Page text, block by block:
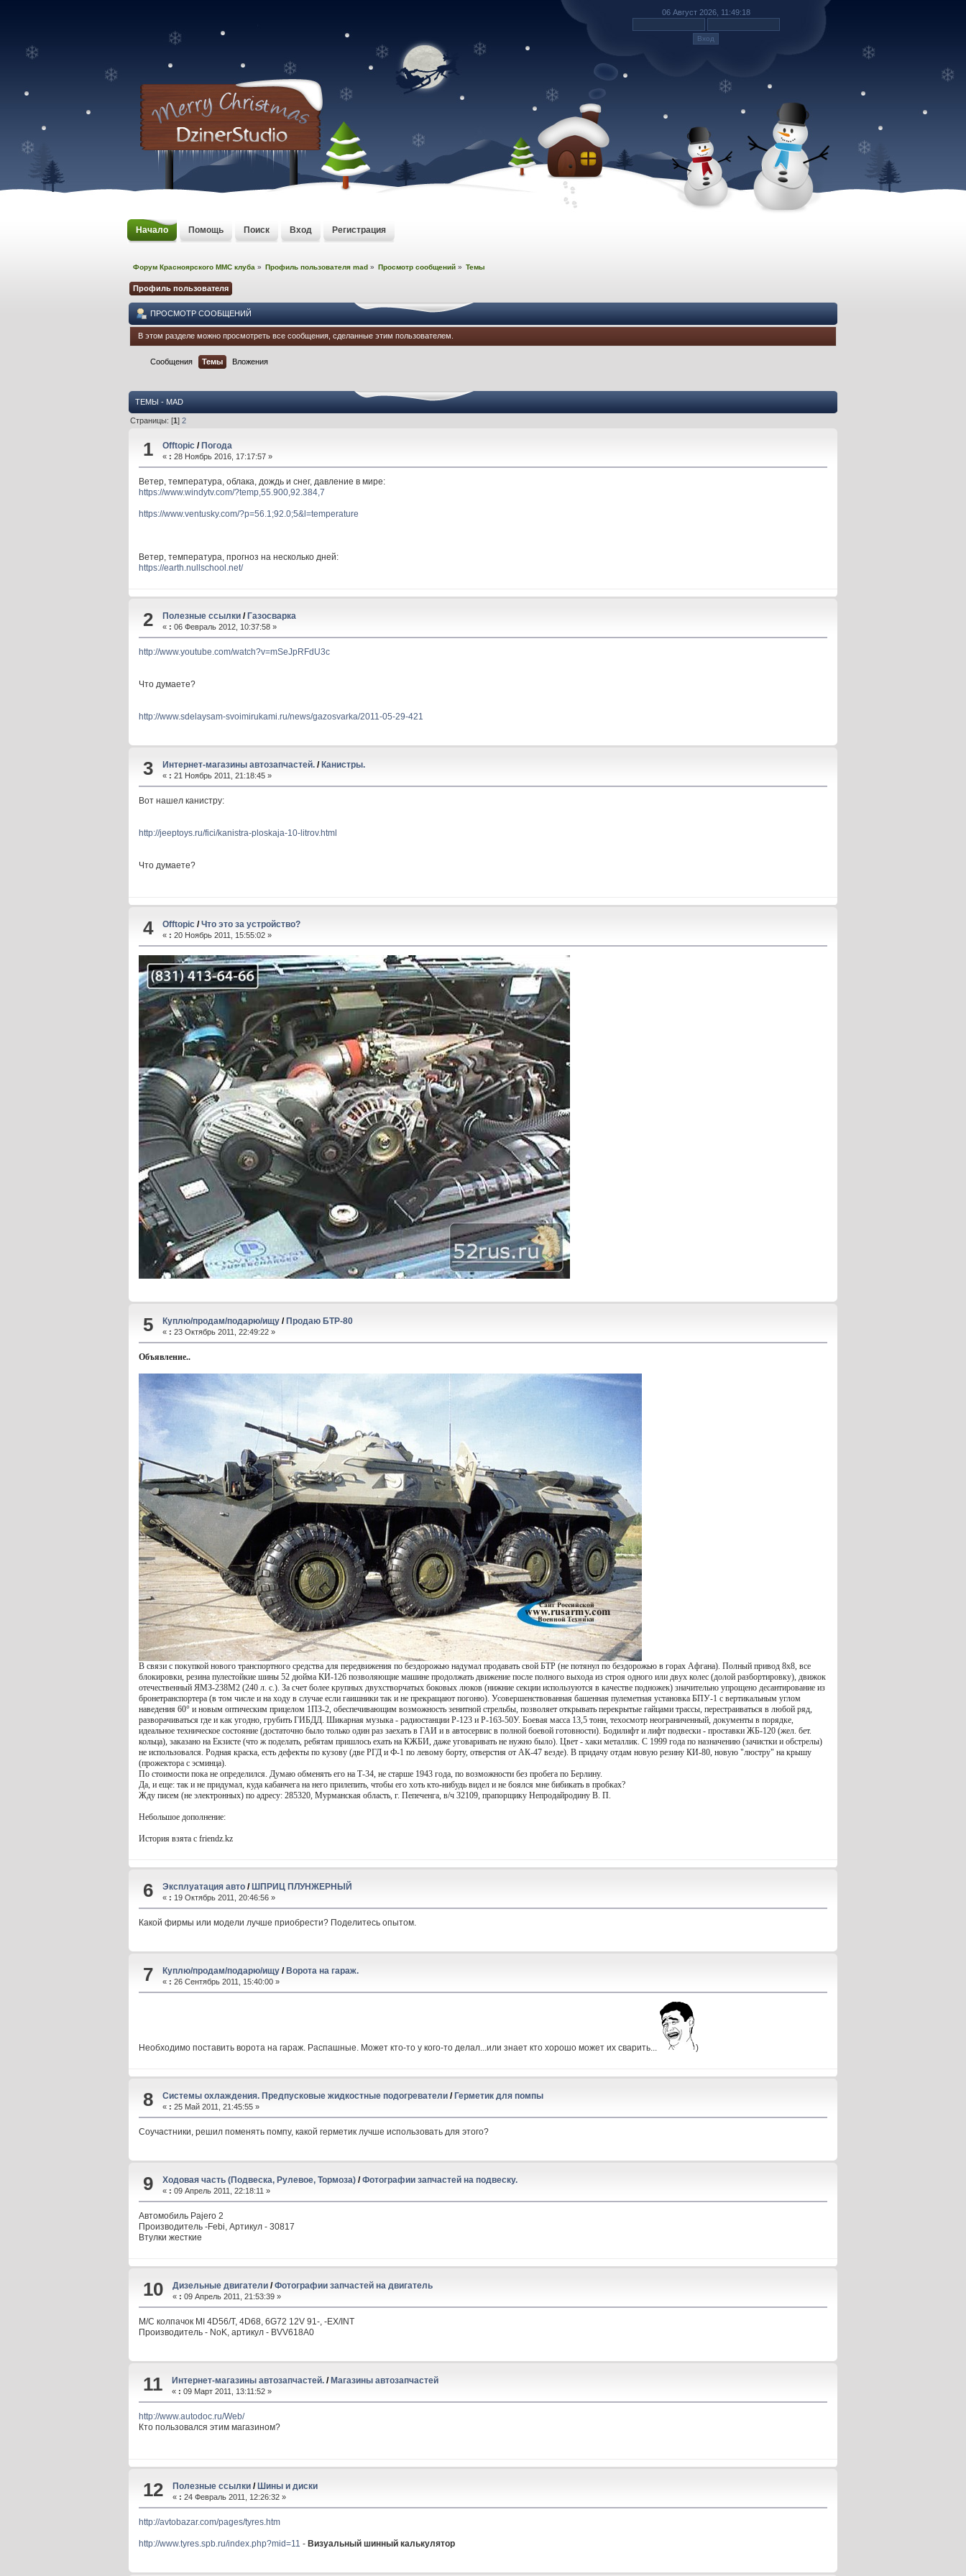
06 Август 2026, 11:49:18
Начало Помощь Поиск Вход Регистрация
Форум Красноярского MMC клуба » Профиль пользователя mad » Просмотр сообщений » Темы
Профиль пользователя
ПРОСМОТР СООБЩЕНИЙ
В этом разделе можно просмотреть все сообщения, сделанные этим пользователем.
Сообщения Темы Вложения
ТЕМЫ - MAD
Страницы: [1]2
1 Offtopic/Погода
« : 28 Ноябрь 2016, 17:17:57 »
Ветер, температура, облака, дождь и снег, давление в мире:
https://www.windytv.com/?temp,55.900,92.384,7
https://www.ventusky.com/?p=56.1;92.0;5&l=temperature
Ветер, температура, прогноз на несколько дней:
https://earth.nullschool.net/
2 Полезные ссылки/Газосварка
« : 06 Февраль 2012, 10:37:58 »
http://www.youtube.com/watch?v=mSeJpRFdU3c
Что думаете?
http://www.sdelaysam-svoimirukami.ru/news/gazosvarka/2011-05-29-421
3 Интернет-магазины автозапчастей./Канистры.
« : 21 Ноябрь 2011, 21:18:45 »
Вот нашел канистру:
http://jeeptoys.ru/fici/kanistra-ploskaja-10-litrov.html
Что думаете?
4 Offtopic/Что это за устройство?
« : 20 Ноябрь 2011, 15:55:02 »
5 Куплю/продам/подарю/ищу/Продаю БТР-80
« : 23 Октябрь 2011, 22:49:22 »
Объявление..
В связи с покупкой нового транспортного средства для передвижения по бездорожью надумал продавать свой БТР (не потянул по бездорожью в горах Афгана). Полный привод 8х8, все
блокировки, резина пулестойкие шины 52 дюйма КИ-126 позволяющие машине продолжать движение после полного выхода из строя одного или двух колес (долой разбортировку), движок
отечественный ЯМЗ-238М2 (240 л. с.). За счет более крупных двухстворчатых боковых люков (нижние секции используются в качестве подножек) значительно упрощено десантирование из
бронетранспортера (в том числе и на ходу в случае если гаишники так и не прекращают погоню). Усовершенствованная башенная пулеметная установка БПУ-1 с вертикальным углом
наведения 60° и новым оптическим прицелом 1ПЗ-2, обеспечивающим возможность зенитной стрельбы, позволяет открывать перекрытые гайцами трассы, перестраиваться в любой ряд,
разворачиваться где и как угодно, грубить ГИБДД. Шикарная музыка - радиостанции Р-123 и Р-163-50У. Боевая масса 13,5 тонн, техосмотр неограниченный, документы в порядке,
идеальное техническое состояние (достаточно было только один раз заехать в ГАИ и в автосервис в полной боевой готовности). Бодилифт и лифт подвески - проставки ЖБ-120 (жел. бет.
кольца), заказано на Екзисте (что ж поделать, ребятам пришлось ехать на КЖБИ, даже уговаривать не нужно было). Цвет - хаки металлик. С 1999 года по назначению (зачистки и обстрелы)
не использовался. Родная краска, есть дефекты по кузову (две РГД и Ф-1 по левому борту, отверстия от АК-47 везде). В придачу отдам новую резину КИ-80, новую "люстру" на крышу
(прожектора с эсминца).
По стоимости пока не определился. Думаю обменять его на Т-34, не старше 1943 года, по возможности без пробега по Берлину.
Да, и еще: так и не придумал, куда кабанчега на него прилепить, чтобы его хоть кто-нибудь видел и не боялся мне бибикать в пробках?
Жду писем (не электронных) по адресу: 285320, Мурманская область, г. Пепеченга, в/ч 32109, прапорщику Непродайродину В. П.
Небольшое дополнение:
История взята с friendz.kz
6 Эксплуатация авто/ШПРИЦ ПЛУНЖЕРНЫЙ
« : 19 Октябрь 2011, 20:46:56 »
Какой фирмы или модели лучше приобрести? Поделитесь опытом.
7 Куплю/продам/подарю/ищу/Ворота на гараж.
« : 26 Сентябрь 2011, 15:40:00 »
Необходимо поставить ворота на гараж. Распашные. Может кто-то у кого-то делал...или знает кто хорошо может их сварить... )
8 Системы охлаждения. Предпусковые жидкостные подогреватели/Герметик для помпы
« : 25 Май 2011, 21:45:55 »
Соучастники, решил поменять помпу, какой герметик лучше использовать для этого?
9 Ходовая часть (Подвеска, Рулевое, Тормоза)/Фотографии запчастей на подвеску.
« : 09 Апрель 2011, 22:18:11 »
Автомобиль Pajero 2
Производитель -Febi, Артикул - 30817
Втулки жесткие
10 Дизельные двигатели/Фотографии запчастей на двигатель
« : 09 Апрель 2011, 21:53:39 »
М/С колпачок MI 4D56/T, 4D68, 6G72 12V 91-, -EX/INT
Производитель - NoK, артикул - BVV618A0
11 Интернет-магазины автозапчастей./Магазины автозапчастей
« : 09 Март 2011, 13:11:52 »
http://www.autodoc.ru/Web/
Кто пользовался этим магазином?
12 Полезные ссылки/Шины и диски
« : 24 Февраль 2011, 12:26:32 »
http://avtobazar.com/pages/tyres.htm
http://www.tyres.spb.ru/index.php?mid=11 -Визуальный шинный калькулятор